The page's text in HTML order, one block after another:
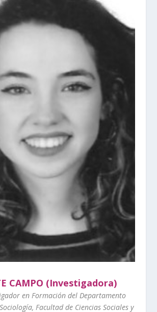
CAMPO (Investigadora)
en Formación del Departamento
Facultad de Ciencias Sociales y